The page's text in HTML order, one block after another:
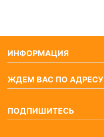
ИНФОРМАЦИЯ
ЖДЕМ ВАС ПО АДРЕСУ
ПОДПИШИТЕСЬ